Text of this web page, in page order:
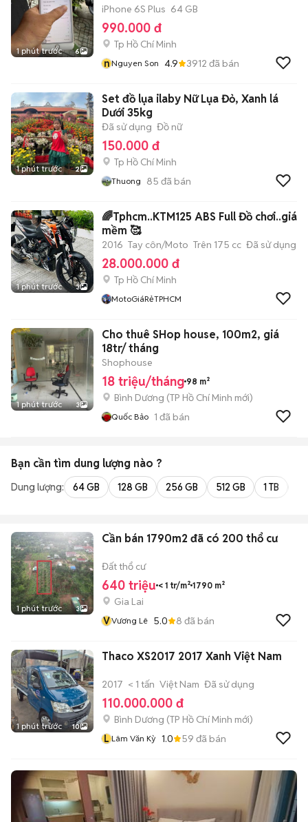
1 phút trước 6
iPhone 6S Plus 64 GB
990.000 đ
Tp Hồ Chí Minh
nNguyen Son 4.9 3912 đã bán
1 phút trước 2
Set đồ lụa ilaby Nữ Lụa Đỏ, Xanh lá
Dưới 35kg
Đã sử dụng Đồ nữ
150.000 đ
Tp Hồ Chí Minh
Thuong 85 đã bán
1 phút trước 3
🌈Tphcm..KTM125 ABS Full Đồ chơi..giá
mềm 🥰
2016 Tay côn/Moto Trên 175 cc Đã sử dụng
28.000.000 đ
Tp Hồ Chí Minh
MotoGiáRẻTPHCM
1 phút trước 3
Cho thuê SHop house, 100m2, giá
18tr/ tháng
Shophouse
18 triệu/tháng 98 m²
Bình Dương (TP Hồ Chí Minh mới)
Quốc Bảo 1 đã bán
Bạn cần tìm dung lượng nào ?
Dung lượng: 64 GB 128 GB 256 GB 512 GB 1 TB
1 phút trước 3
Cần bán 1790m2 đã có 200 thổ cư
Đất thổ cư
640 triệu < 1 tr/m² 1790 m²
Gia Lai
VVương Lê 5.0 8 đã bán
1 phút trước 10
Thaco XS2017 2017 Xanh Việt Nam
2017 < 1 tấn Việt Nam Đã sử dụng
110.000.000 đ
Bình Dương (TP Hồ Chí Minh mới)
L Lâm Văn Kỳ 1.0 59 đã bán